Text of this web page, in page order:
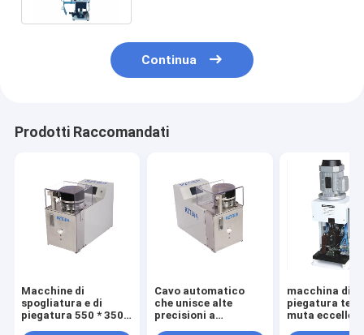
Continua
Prodotti Raccomandati
Macchine di
spogliatura e di
piegatura 550 * 350 *
Cavo automatico
che unisce alte
precisioni a
macchina di
piegatura
muta